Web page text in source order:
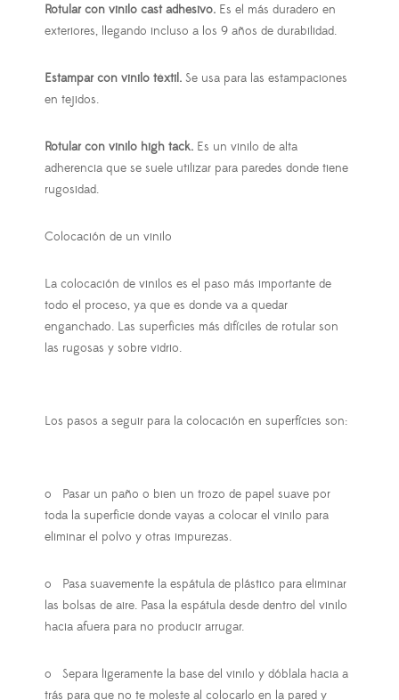
Rotular con vinilo cast adhesivo. Es el más duradero en
exteriores, llegando incluso a los 9 años de durabilidad.
Estampar con vinilo téxtil. Se usa para las estampaciones
en tejidos.
Rotular con vinilo high tack. Es un vinilo de alta
adherencia que se suele utilizar para paredes donde tiene
rugosidad.
Colocación de un vinilo
La colocación de vinilos es el paso más importante de
todo el proceso, ya que es donde va a quedar
enganchado. Las superficies más difíciles de rotular son
las rugosas y sobre vidrio.
Los pasos a seguir para la colocación en superfícies son:
o
Pasar un paño o bien un trozo de papel suave por
toda la superficie donde vayas a colocar el vinilo para
eliminar el polvo y otras impurezas.
o
Pasa suavemente la espátula de plástico para eliminar
las bolsas de aire. Pasa la espátula desde dentro del vinilo
hacia afuera para no producir arrugar.
o
Separa ligeramente la base del vinilo y dóblala hacia a
trás para que no te moleste al colocarlo en la pared y